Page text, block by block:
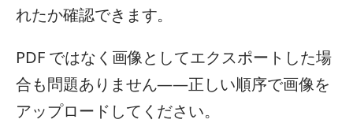
れたか確認できます。
PDF ではなく画像としてエクスポートした場
合も問題ありません——正しい順序で画像を
アップロードしてください。